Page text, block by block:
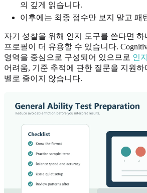
의 깊게 읽습니다.
이후에는 최종 점수만 보지 말고 패
자기 성찰을 위해 인지 도구를 쓴다면
프로필이 더 유용할 수 있습니다.
영역을 중심으로 구성되어 있으므로 인
어려움, 기준 추적에 관한 질문을 지원
벨로 줄이지 않습니다.